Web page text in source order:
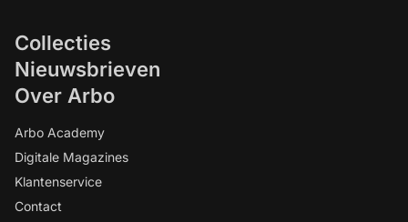
Collecties
Nieuwsbrieven
Over Arbo
Arbo Academy
Digitale Magazines
Klantenservice
Contact